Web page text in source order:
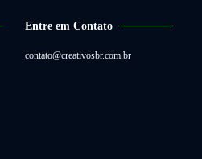
Entre em Contato
contato@creativosbr.com.br